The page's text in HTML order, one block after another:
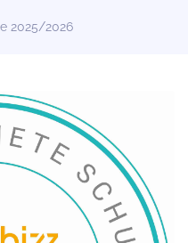
2025/2026